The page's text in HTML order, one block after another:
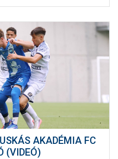
AKADÉMIA FC
(VIDEÓ)